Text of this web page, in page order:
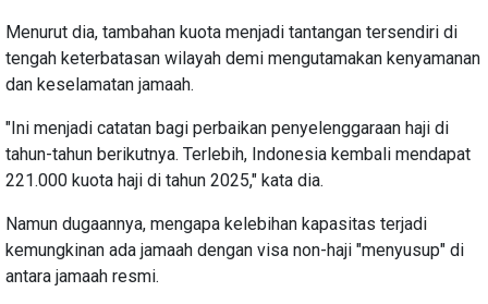
Menurut dia, tambahan kuota menjadi tantangan tersendiri di
tengah keterbatasan wilayah demi mengutamakan kenyamanan
dan keselamatan jamaah.
"Ini menjadi catatan bagi perbaikan penyelenggaraan haji di
tahun-tahun berikutnya. Terlebih, Indonesia kembali mendapat
221.000 kuota haji di tahun 2025," kata dia.
Namun dugaannya, mengapa kelebihan kapasitas terjadi
kemungkinan ada jamaah dengan visa non-haji "menyusup" di
antara jamaah resmi.